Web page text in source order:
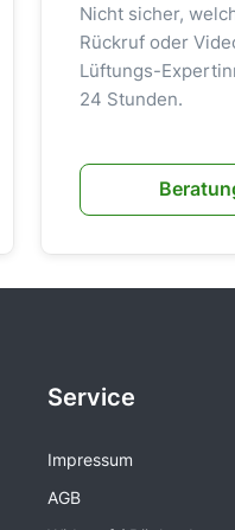
Nicht sicher,
Rückruf oder
Lüftungs-
24 Stunden.
Service
Impressum
AGB